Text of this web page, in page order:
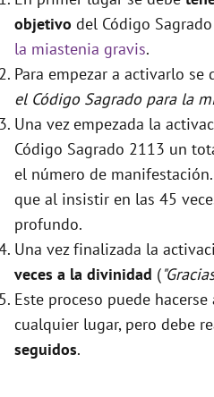
objetivo del Código
la miastenia gravis.
Para empezar a activarlo se
el Código Sagrado para la
Una vez empezada la
Código Sagrado 2113 un
el número de
que al insistir en las 45
profundo.
Una vez finalizada la
veces a la divinidad (
Este proceso puede
cualquier lugar, pero debe
seguidos.